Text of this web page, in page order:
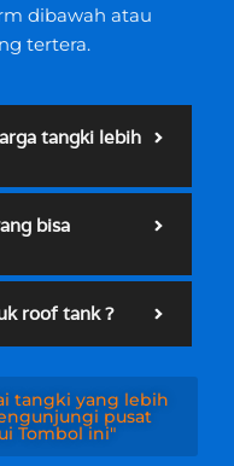
dibawah atau
tertera.
tangki lebih
bisa
roof tank ?
tangki yang lebih
pusat
Tombol ini"